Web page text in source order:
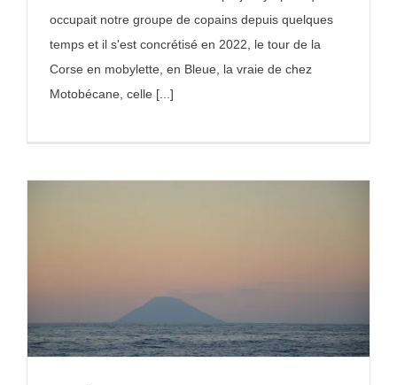
occupait notre groupe de copains depuis quelques
temps et il s'est concrétisé en 2022, le tour de la
Corse en mobylette, en Bleue, la vraie de chez
Motobécane, celle [...]